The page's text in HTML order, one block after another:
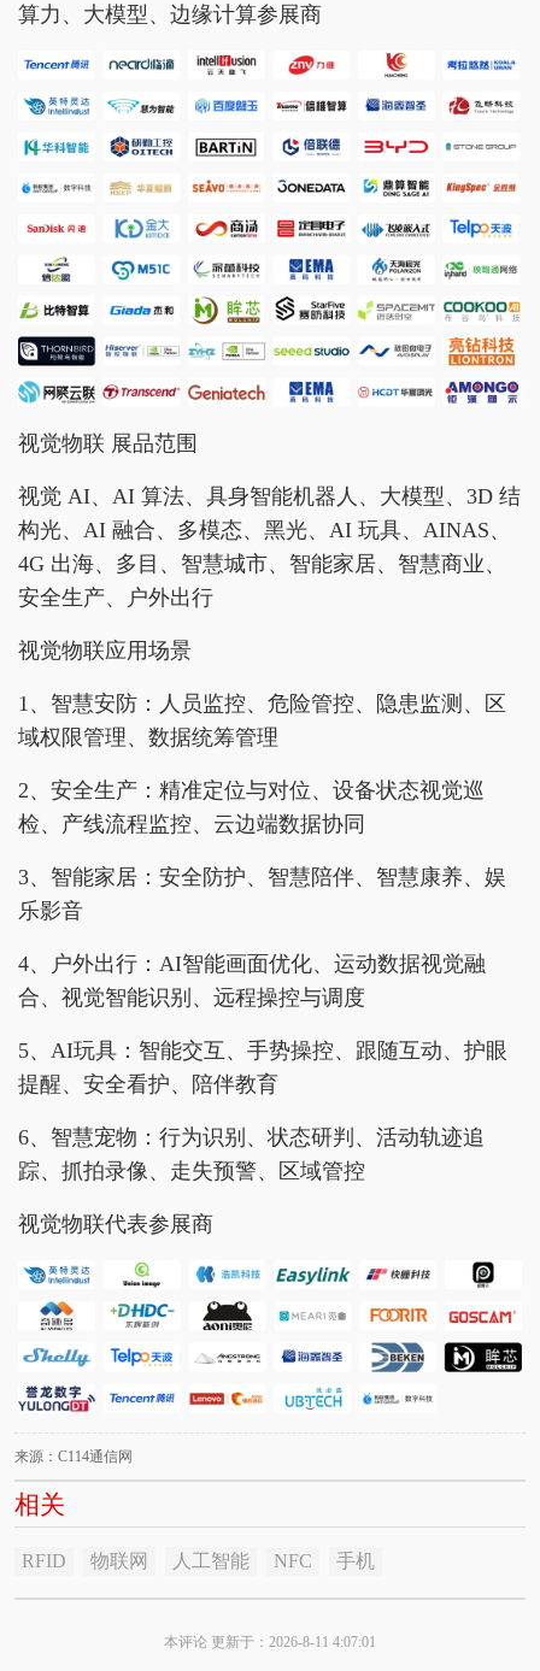
算力、大模型、边缘计算参展商
视觉物联 展品范围
视觉 AI、AI 算法、具身智能机器人、大模型、3D 结
构光、AI 融合、多模态、黑光、AI 玩具、AINAS、
4G 出海、多目、智慧城市、智能家居、智慧商业、
安全生产、户外出行
视觉物联应用场景
1、智慧安防：人员监控、危险管控、隐患监测、区
域权限管理、数据统筹管理
2、安全生产：精准定位与对位、设备状态视觉巡
检、产线流程监控、云边端数据协同
3、智能家居：安全防护、智慧陪伴、智慧康养、娱
乐影音
4、户外出行：AI智能画面优化、运动数据视觉融
合、视觉智能识别、远程操控与调度
5、AI玩具：智能交互、手势操控、跟随互动、护眼
提醒、安全看护、陪伴教育
6、智慧宠物：行为识别、状态研判、活动轨迹追
踪、抓拍录像、走失预警、区域管控
视觉物联代表参展商
来源：C114通信网
相关
RFID 物联网 人工智能 NFC 手机
本评论 更新于：2026-8-11 4:07:01